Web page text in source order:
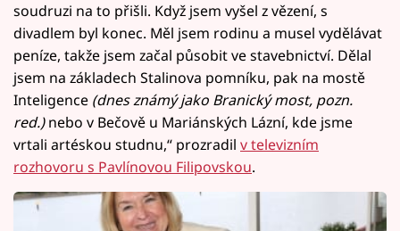
soudruzi na to přišli. Když jsem vyšel z vězení, s
divadlem byl konec. Měl jsem rodinu a musel vydělávat
peníze, takže jsem začal působit ve stavebnictví. Dělal
jsem na základech Stalinova pomníku, pak na mostě
Inteligence (dnes známý jako Branický most, pozn.
red.)nebo v Bečově u Mariánských Lázní, kde jsme
vrtali artéskou studnu,“ prozradil v televizním
rozhovoru s Pavlínovou Filipovskou.